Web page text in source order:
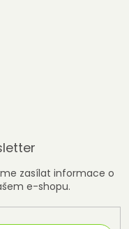
zasílat informace o
e-shopu.